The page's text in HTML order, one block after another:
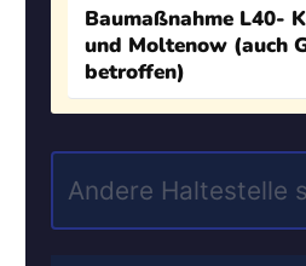
Baumaßnahme L40-
und Moltenow (auch
betroffen)